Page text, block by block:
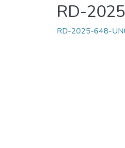
RD-
RD-2025-648-